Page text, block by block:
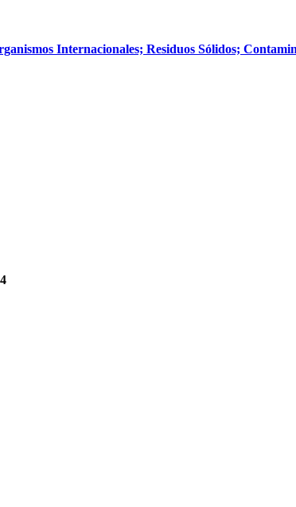
Internacionales; Residuos Sólidos;